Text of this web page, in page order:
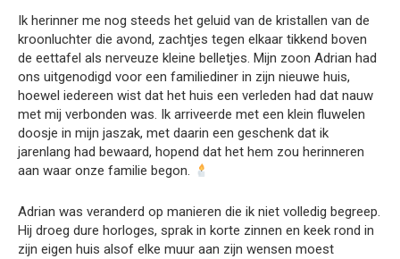
Ik herinner me nog steeds het geluid van de kristallen van de
kroonluchter die avond, zachtjes tegen elkaar tikkend boven
de eettafel als nerveuze kleine belletjes. Mijn zoon Adrian had
ons uitgenodigd voor een familiediner in zijn nieuwe huis,
hoewel iedereen wist dat het huis een verleden had dat nauw
met mij verbonden was. Ik arriveerde met een klein fluwelen
doosje in mijn jaszak, met daarin een geschenk dat ik
jarenlang had bewaard, hopend dat het hem zou herinneren
aan waar onze familie begon.
Adrian was veranderd op manieren die ik niet volledig begreep.
Hij droeg dure horloges, sprak in korte zinnen en keek rond in
zijn eigen huis alsof elke muur aan zijn wensen moest